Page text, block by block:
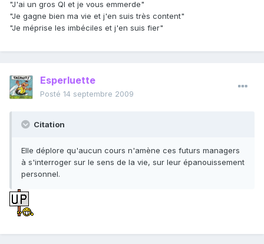
"J'ai un gros QI et je vous emmerde"
"Je gagne bien ma vie et j'en suis très content"
"Je méprise les imbéciles et j'en suis fier"
Esperluette
Posté 14 septembre 2009
Citation
Elle déplore qu'aucun cours n'amène ces futurs managers
à s'interroger sur le sens de la vie, sur leur épanouissement
personnel.